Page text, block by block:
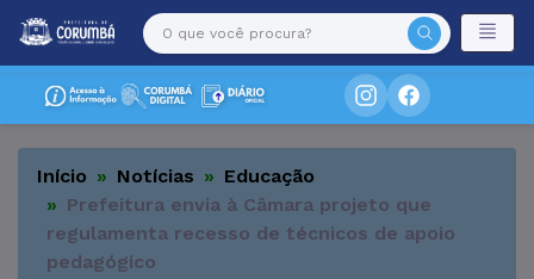
Início Notícias
Educação
Prefeitura envia à Câmara projeto que
regulamenta recesso de técnicos de apoio
pedagógico